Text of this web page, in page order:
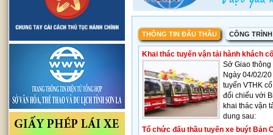
THÔNG TIN ĐẤU THẦU CÔNG
Khai thác tuyến vận tải hành khách
Sở Giao
Ngày 04/02/
tuyến VTHK
đối chiếu với
khai thác vận
dung sau:
Tổ chức đấu thầu tuyến xe buýt Bản